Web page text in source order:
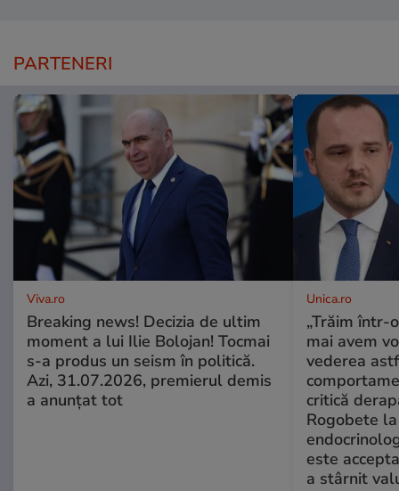
PARTENERI
Viva.ro
Breaking news! Decizia de ultim
moment a lui Ilie Bolojan! Tocmai
s-a produs un seism în politică.
Azi, 31.07.2026, premierul demis
a anunțat tot
Unica.ro
„Trăim într-
mai avem
vederea
critică
Rogobete
este
a stârnit